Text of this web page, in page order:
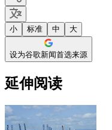
小 标准 中 大
设为谷歌新闻首选来源
延伸阅读